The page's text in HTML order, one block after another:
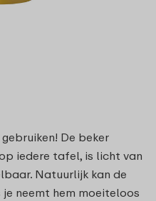
De beker
iedere tafel, is licht van
Natuurlijk kan de
neemt hem moeiteloos